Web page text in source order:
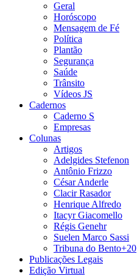
Geral
Horóscopo
Mensagem de Fé
Política
Plantão
Segurança
Saúde
Trânsito
Vídeos JS
Cadernos
Caderno S
Empresas
Colunas
Artigos
Adelgides Stefenon
Antônio Frizzo
César Anderle
Clacir Rasador
Henrique Alfredo
Itacyr Giacomello
Régis Genehr
Suelen Marco Sassi
Tribuna do Bento+20
Publicações Legais
Edição Virtual